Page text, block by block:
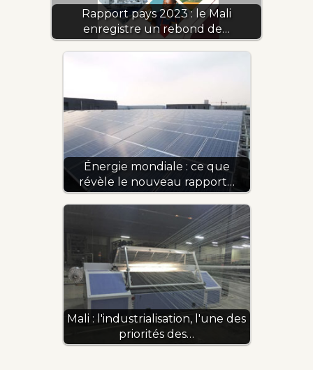
Rapport pays 2023 : le Mali
enregistre un rebond de…
Énergie mondiale : ce que
révèle le nouveau rapport…
Mali : l'industrialisation, l'une des
priorités des…